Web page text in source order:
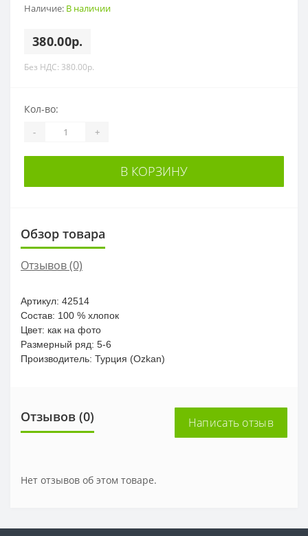
Наличие: В наличии
380.00р.
Без НДС: 380.00р.
Кол-во:
- +
В КОРЗИНУ
Обзор товара
Отзывов (0)
Артикул: 42514
Состав: 100 % хлопок
Цвет: как на фото
Размерный ряд: 5-6
Производитель: Турция (Ozkan)
Отзывов (0) Написать отзыв
Нет отзывов об этом товаре.